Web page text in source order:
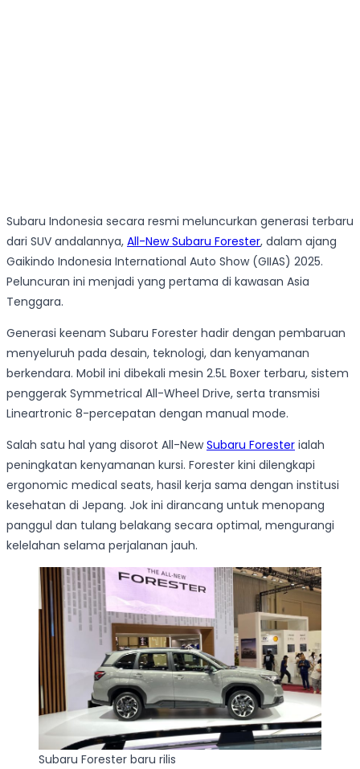
Subaru Indonesia secara resmi meluncurkan generasi terbaru
dari SUV andalannya, All-New Subaru Forester, dalam ajang
Gaikindo Indonesia International Auto Show (GIIAS) 2025.
Peluncuran ini menjadi yang pertama di kawasan Asia
Tenggara.
Generasi keenam Subaru Forester hadir dengan pembaruan
menyeluruh pada desain, teknologi, dan kenyamanan
berkendara. Mobil ini dibekali mesin 2.5L Boxer terbaru, sistem
penggerak Symmetrical All-Wheel Drive, serta transmisi
Lineartronic 8-percepatan dengan manual mode.
Salah satu hal yang disorot All-NewSubaru Forester ialah
peningkatan kenyamanan kursi. Forester kini dilengkapi
ergonomic medical seats, hasil kerja sama dengan institusi
kesehatan di Jepang. Jok ini dirancang untuk menopang
panggul dan tulang belakang secara optimal, mengurangi
kelelahan selama perjalanan jauh.
Subaru Forester baru rilis